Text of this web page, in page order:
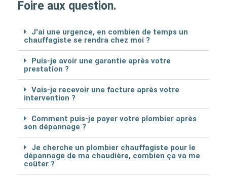
Foire aux question.
J'ai une urgence, en combien de temps un
chauffagiste se rendra chez moi ?
Puis-je avoir une garantie après votre
prestation ?
Vais-je recevoir une facture après votre
intervention ?
Comment puis-je payer votre plombier après
son dépannage ?
Je cherche un plombier chauffagiste pour le
dépannage de ma chaudière, combien ça va me
coûter ?